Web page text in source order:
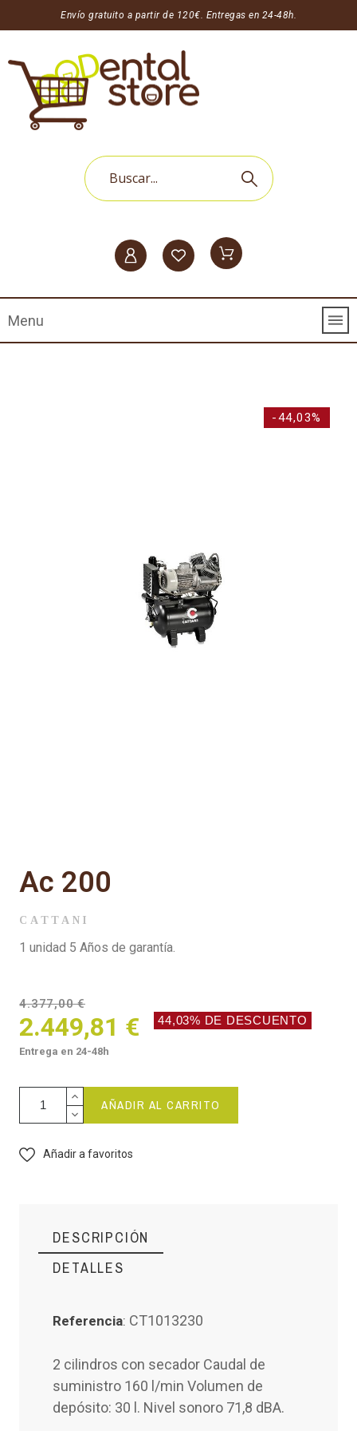
Envío gratuito a partir de 120€. Entregas en 24-48h.
Menu
-44,03%
ac 200
CATTANI
1 unidad 5 Años de garantía.
4.377,00 €
2.449,81 € 44,03% DE DESCUENTO
Entrega en 24-48h
AÑADIR AL CARRITO
Añadir a favoritos
DESCRIPCIÓN
DETALLES
Referencia: CT1013230
2 cilindros con secador Caudal de
suministro 160 l/min Volumen de
depósito: 30 l. Nivel sonoro 71,8 dBA.
Marca CATTANI